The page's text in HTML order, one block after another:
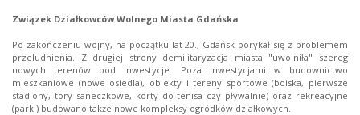
Związek Działkowców Wolnego Miasta Gdańska
Po zakończeniu wojny, na początku lat 20., Gdańsk borykał się z problemem
przeludnienia. Z drugiej strony demilitaryzacja miasta "uwolniła" szereg
nowych terenów pod inwestycje. Poza inwestycjami w budownictwo
mieszkaniowe (nowe osiedla), obiekty i tereny sportowe (boiska, pierwsze
stadiony, tory saneczkowe, korty do tenisa czy pływalnie) oraz rekreacyjne
(parki) budowano także nowe kompleksy ogródków działkowych.